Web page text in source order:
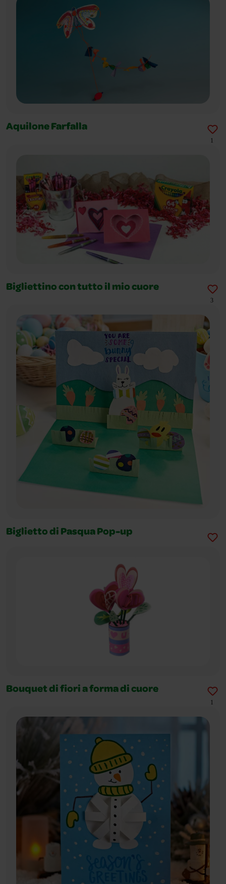
Aquilone Farfalla
1
Bigliettino con tutto il mio cuore
3
Biglietto di Pasqua Pop-up
Bouquet di fiori a forma di cuore
1